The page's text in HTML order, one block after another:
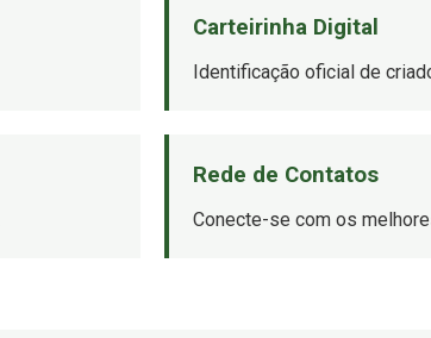
Carteirinha Digital
Identificação oficial de
Rede de Contatos
Conecte-se com os